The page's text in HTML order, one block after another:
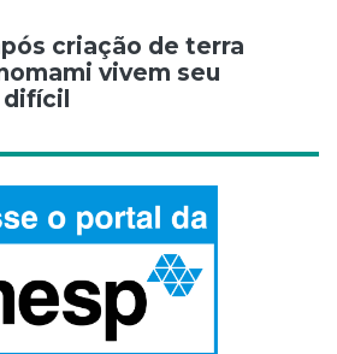
criação de terra
vivem seu